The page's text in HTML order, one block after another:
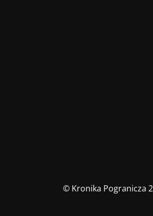
© Kronika Pogranicza